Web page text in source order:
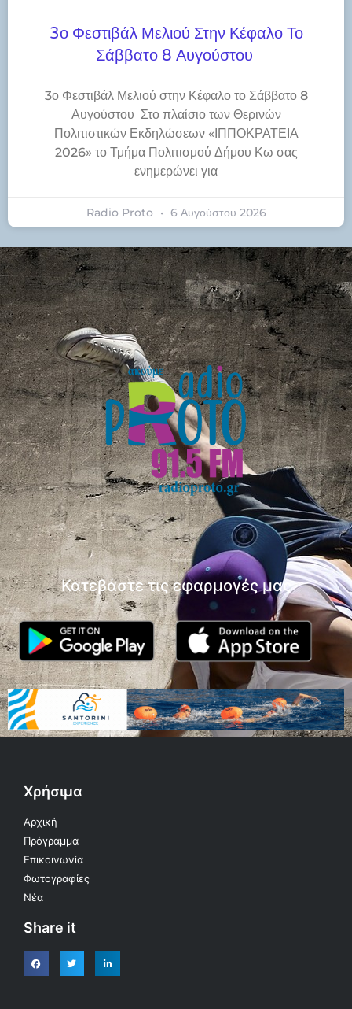
3ο Φεστιβάλ Μελιού Στην Κέφαλο Το
Σάββατο 8 Αυγούστου
3ο Φεστιβάλ Μελιού στην Κέφαλο το Σάββατο 8
Αυγούστου Στο πλαίσιο των Θερινών
Πολιτιστικών Εκδηλώσεων «ΙΠΠΟΚΡΑΤΕΙΑ
2026» το Τμήμα Πολιτισμού Δήμου Κω σας
ενημερώνει για
Radio Proto 6 Αυγούστου 2026
Κατεβάστε τις εφαρμογές μας
Χρήσιμα
Αρχική
Πρόγραμμα
Επικοινωνία
Φωτογραφίες
Νέα
Share it